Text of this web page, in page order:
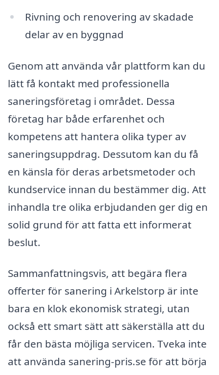
Rivning och renovering av skadade
delar av en byggnad
Genom att använda vår plattform kan du
lätt få kontakt med professionella
saneringsföretag i området. Dessa
företag har både erfarenhet och
kompetens att hantera olika typer av
saneringsuppdrag. Dessutom kan du få
en känsla för deras arbetsmetoder och
kundservice innan du bestämmer dig. Att
inhandla tre olika erbjudanden ger dig en
solid grund för att fatta ett informerat
beslut.
Sammanfattningsvis, att begära flera
offerter för sanering i Arkelstorp är inte
bara en klok ekonomisk strategi, utan
också ett smart sätt att säkerställa att du
får den bästa möjliga servicen. Tveka inte
att använda sanering-pris.se för att börja